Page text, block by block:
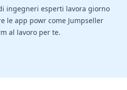
ingegneri esperti lavora giorno
le app powr come Jumpseller
al lavoro per te.